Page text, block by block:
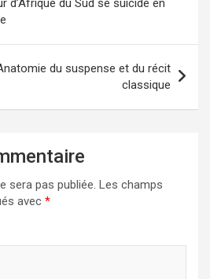
d’Afrique du Sud se suicide en
du suspense et du récit
classique
sera pas publiée. Les champs
avec *